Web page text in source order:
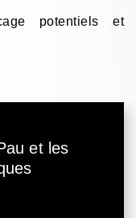
potentiels et
et les